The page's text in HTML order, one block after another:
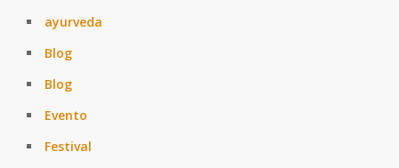
ayurveda
Blog
Blog
Evento
Festival